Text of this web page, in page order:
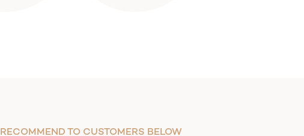
RECOMMEND TO CUSTOMERS BELOW